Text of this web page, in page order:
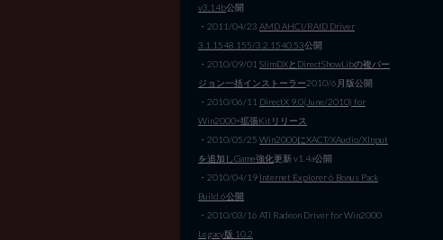
v3.14b公開
・2011/04/23 AMD AHCI/RAID Driver
3.1.1548.155/3.2.1540.53公開
・2010/09/01 SlimDXとDirectShowLibの複バー
ジョン一括インストーラー2010/6月版公開
・2010/06/11 DirectX 9.0(June/2010) for
Win2000+拡張Kitリリース
・2010/05/25 Win2000にXACT/XAudio/XInput
を追加しGame強化更新 v1.4a公開
・2010/04/19 Internet Explorer 6 Bonus Pack
Build 6公開
・2010/03/16 ATI Radeon Driver for Win2000
Legacy版 10.2